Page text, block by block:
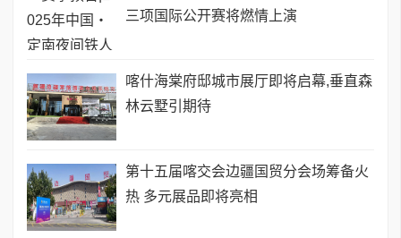
三项国际公开赛将燃情上演
喀什海棠府邸城市展厅即将启幕,垂直森
林云墅引期待
第十五届喀交会边疆国贸分会场筹备火
热 多元展品即将亮相